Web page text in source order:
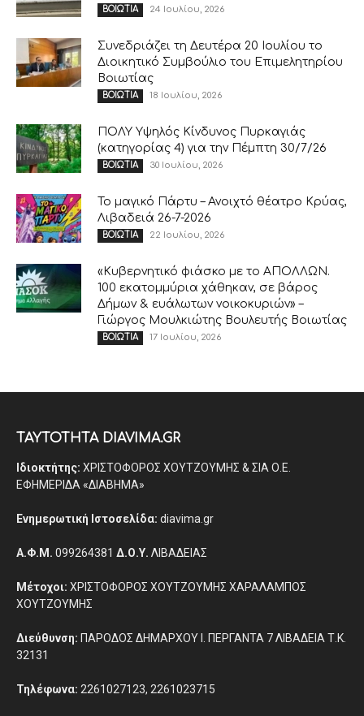
ΒΟΙΩΤΙΑ 24 Ιουλίου, 2026
Συνεδριάζει τη Δευτέρα 20 Ιουλίου το
Διοικητικό Συμβούλιο του Επιμελητηρίου
Βοιωτίας
ΒΟΙΩΤΙΑ 18 Ιουλίου, 2026
ΠΟΛΥ Υψηλός Κίνδυνος Πυρκαγιάς
(κατηγορίας 4) για την Πέμπτη 30/7/26
ΒΟΙΩΤΙΑ 30 Ιουλίου, 2026
Το μαγικό Πάρτυ – Ανοιχτό θέατρο Κρύας,
Λιβαδειά 26-7-2026
ΒΟΙΩΤΙΑ 22 Ιουλίου, 2026
«Κυβερνητικό φιάσκο με το ΑΠΟΛΛΩΝ.
100 εκατομμύρια χάθηκαν, σε βάρος
Δήμων & ευάλωτων νοικοκυριών» –
Γιώργος Μουλκιώτης Βουλευτής Βοιωτίας
ΒΟΙΩΤΙΑ 17 Ιουλίου, 2026
ΤΑΥΤΟΤΗΤΑ DIAVIMA.GR
Ιδιοκτήτης: ΧΡΙΣΤΟΦΟΡΟΣ ΧΟΥΤΖΟΥΜΗΣ & ΣΙΑ Ο.Ε.
ΕΦΗΜΕΡΙΔΑ «ΔΙΑΒΗΜΑ»
Ενημερωτική Ιστοσελίδα: diavima.gr
Α.Φ.Μ. 099264381 Δ.Ο.Υ. ΛΙΒΑΔΕΙΑΣ
Μέτοχοι: ΧΡΙΣΤΟΦΟΡΟΣ ΧΟΥΤΖΟΥΜΗΣ ΧΑΡΑΛΑΜΠΟΣ
ΧΟΥΤΖΟΥΜΗΣ
Διεύθυνση: ΠΑΡΟΔΟΣ ΔΗΜΑΡΧΟΥ Ι. ΠΕΡΓΑΝΤΑ 7 ΛΙΒΑΔΕΙΑ Τ.Κ.
32131
Τηλέφωνα: 2261027123, 2261023715